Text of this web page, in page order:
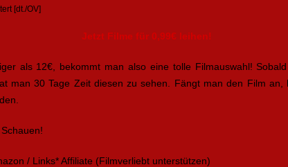
[dt./OV]
Jetzt Filme für 0,99€ leihen!
als 12€, bekommt man also eine tolle Filmauswahl!
man 30 Tage Zeit diesen zu sehen. Fängt man den Film an,
/ Links* Affiliate (Filmverliebt unterstützen)